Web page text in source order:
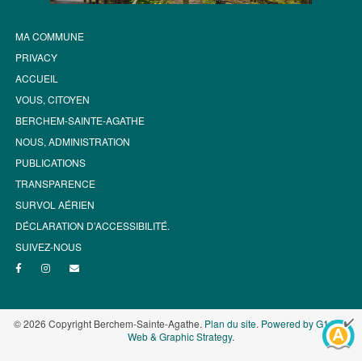
MA COMMUNE
PRIVACY
ACCUEIL
VOUS, CITOYEN
BERCHEM-SAINTE-AGATHE
NOUS, ADMINISTRATION
PUBLICATIONS
TRANSPARENCE
SURVOL AÉRIEN
DÉCLARATION D’ACCESSIBILITÉ.
SUIVEZ-NOUS
© 2026 Copyright Berchem-Sainte-Agathe. Plan du site. Powered by G1.be -
Web & Graphic Strategy.